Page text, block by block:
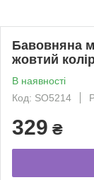
Бавовняна
жовтий
В наявності
Код: SO5214
329 ₴